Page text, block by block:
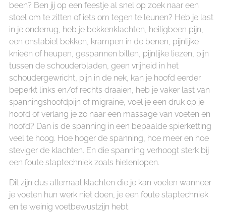
been? Ben jij op een feestje al snel op zoek naar een
stoel om te zitten of iets om tegen te leunen? Heb je last
in je onderrug, heb je bekkenklachten, heiligbeen pijn,
een onstabiel bekken, krampen in de benen, pijnlijke
knieën of heupen, gespannen billen, pijnlijke liezen, pijn
tussen de schouderbladen, geen vrijheid in het
schoudergewricht, pijn in de nek, kan je hoofd eerder
beperkt links en/of rechts draaien, heb je vaker last van
spanningshoofdpijn of migraine, voel je een druk op je
hoofd of verlang je zo naar een massage van voeten en
hoofd? Dan is de spanning in een bepaalde spierketting
veel te hoog. Hoe hoger de spanning, hoe meer en hoe
steviger de klachten. En die spanning verhoogt sterk bij
een foute staptechniek zoals hielenlopen.
Dit zijn dus allemaal klachten die je kan voelen wanneer
je voeten hun werk niet doen, je een foute staptechniek
en te weinig voetbewustzijn hebt.